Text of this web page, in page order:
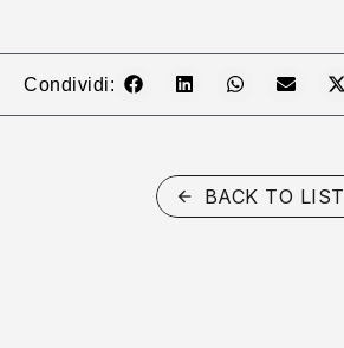
Condividi:
BACK TO LIST